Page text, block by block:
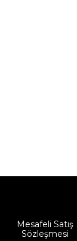
Mesafeli Satış
Sözleşmesi